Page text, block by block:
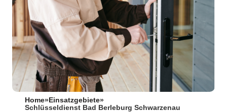
Home» Einsatzgebiete»
Schlüsseldienst Bad Berleburg Schwarzenau